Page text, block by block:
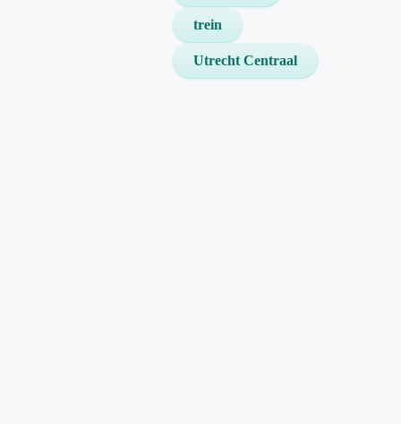
trein
Utrecht Centraal